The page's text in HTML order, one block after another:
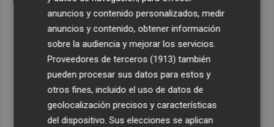
anuncios y contenido personalizados, medir
anuncios y contenido, obtener información
sobre la audiencia y mejorar los servicios.
Proveedores de terceros (1913) también
pueden procesar sus datos para estos y
otros fines, incluido el uso de datos de
geolocalización precisos y características
del dispositivo. Sus elecciones se aplican